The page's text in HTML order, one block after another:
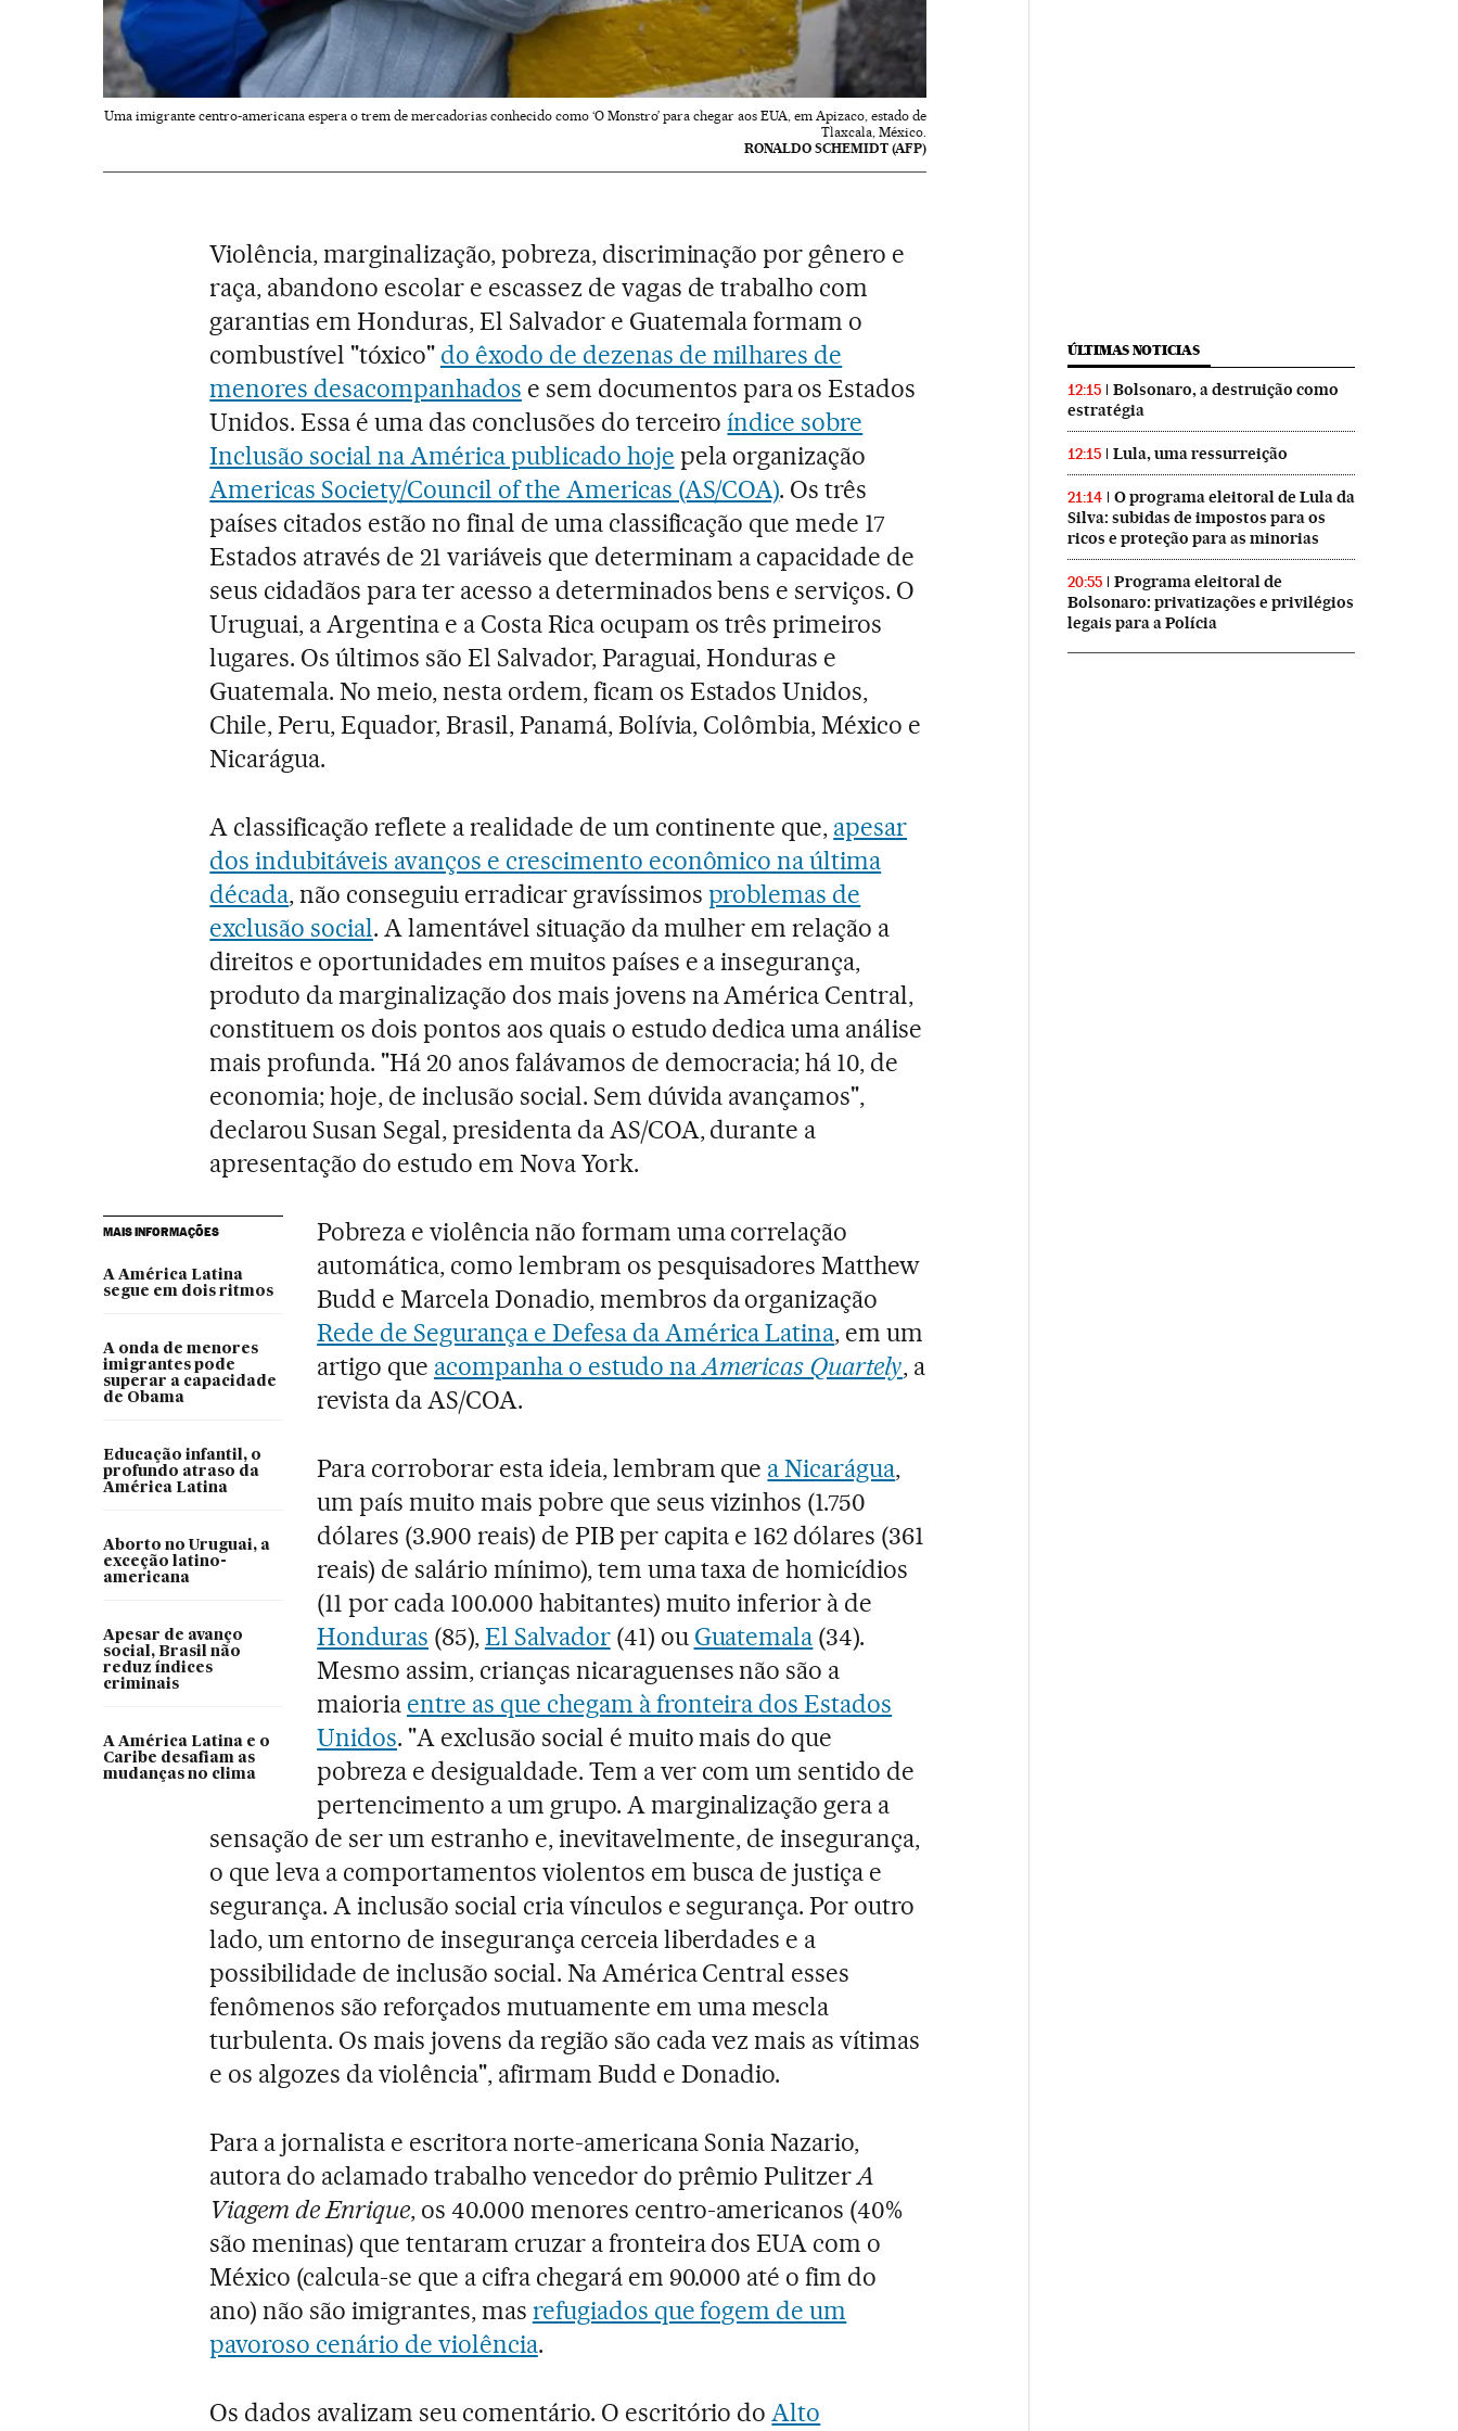
Uma imigrante centro-americana espera o trem de mercadorias conhecido como ‘O Monstro’ para chegar aos EUA, em Apizaco, estado de
Tlaxcala, México.
RONALDO SCHEMIDT (AFP)
Violência, marginalização, pobreza, discriminação por gênero e
raça, abandono escolar e escassez de vagas de trabalho com
garantias em Honduras, El Salvador e Guatemala formam o
combustível "tóxico" do êxodo de dezenas de milhares de
menores desacompanhados e sem documentos para os Estados
Unidos. Essa é uma das conclusões do terceiro índice sobre
Inclusão social na América publicado hoje pela organização
Americas Society/Council of the Americas (AS/COA). Os três
países citados estão no final de uma classificação que mede 17
Estados através de 21 variáveis que determinam a capacidade de
seus cidadãos para ter acesso a determinados bens e serviços. O
Uruguai, a Argentina e a Costa Rica ocupam os três primeiros
lugares. Os últimos são El Salvador, Paraguai, Honduras e
Guatemala. No meio, nesta ordem, ficam os Estados Unidos,
Chile, Peru, Equador, Brasil, Panamá, Bolívia, Colômbia, México e
Nicarágua.
A classificação reflete a realidade de um continente que, apesar
dos indubitáveis avanços e crescimento econômico na última
década, não conseguiu erradicar gravíssimos problemas de
exclusão social. A lamentável situação da mulher em relação a
direitos e oportunidades em muitos países e a insegurança,
produto da marginalização dos mais jovens na América Central,
constituem os dois pontos aos quais o estudo dedica uma análise
mais profunda. "Há 20 anos falávamos de democracia; há 10, de
economia; hoje, de inclusão social. Sem dúvida avançamos",
declarou Susan Segal, presidenta da AS/COA, durante a
apresentação do estudo em Nova York.
MAIS INFORMAÇÕES
A América Latina
segue em dois ritmos
A onda de menores
imigrantes pode
superar a capacidade
de Obama
Educação infantil, o
profundo atraso da
América Latina
Aborto no Uruguai, a
exceção latino-
americana
Apesar de avanço
social, Brasil não
reduz índices
criminais
A América Latina e o
Caribe desafiam as
mudanças no clima
Pobreza e violência não formam uma correlação
automática, como lembram os pesquisadores Matthew
Budd e Marcela Donadio, membros da organização
Rede de Segurança e Defesa da América Latina, em um
artigo que acompanha o estudo naAmericas Quartely, a
revista da AS/COA.
Para corroborar esta ideia, lembram que a Nicarágua,
um país muito mais pobre que seus vizinhos (1.750
dólares (3.900 reais) de PIB per capita e 162 dólares (361
reais) de salário mínimo), tem uma taxa de homicídios
(11 por cada 100.000 habitantes) muito inferior à de
Honduras (85),El Salvador(41) ou Guatemala (34).
Mesmo assim, crianças nicaraguenses não são a
maioria entre as que chegam à fronteira dos Estados
Unidos. "A exclusão social é muito mais do que
pobreza e desigualdade. Tem a ver com um sentido de
pertencimento a um grupo. A marginalização gera a
sensação de ser um estranho e, inevitavelmente, de insegurança,
o que leva a comportamentos violentos em busca de justiça e
segurança. A inclusão social cria vínculos e segurança. Por outro
lado, um entorno de insegurança cerceia liberdades e a
possibilidade de inclusão social. Na América Central esses
fenômenos são reforçados mutuamente em uma mescla
turbulenta. Os mais jovens da região são cada vez mais as vítimas
e os algozes da violência", afirmam Budd e Donadio.
Para a jornalista e escritora norte-americana Sonia Nazario,
autora do aclamado trabalho vencedor do prêmio PulitzerA
Viagem de Enrique, os 40.000 menores centro-americanos (40%
são meninas) que tentaram cruzar a fronteira dos EUA com o
México (calcula-se que a cifra chegará em 90.000 até o fim do
ano) não são imigrantes, mas refugiados que fogem de um
pavoroso cenário de violência.
Os dados avalizam seu comentário. O escritório doAlto
ÚLTIMAS NOTICIAS
12:15
Bolsonaro, a destruição como
estratégia
12:15 Lula, uma ressurreição
21:14
O programa eleitoral de Lula da
Silva: subidas de impostos para os
ricos e proteção para as minorias
20:55
Programa eleitoral de
Bolsonaro: privatizações e privilégios
legais para a Polícia